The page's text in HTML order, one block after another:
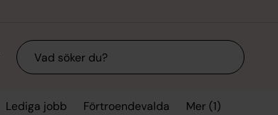
Sök
Lediga jobb Förtroendevalda Mer (1)